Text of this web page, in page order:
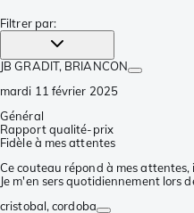
Filtrer par:
JB GRADIT, BRIANCON
mardi 11 février 2025
Général
Rapport qualité-prix
Fidèle à mes attentes
Ce couteau répond à mes
Je m'en sers quotidiennement lors
cristobal, cordoba